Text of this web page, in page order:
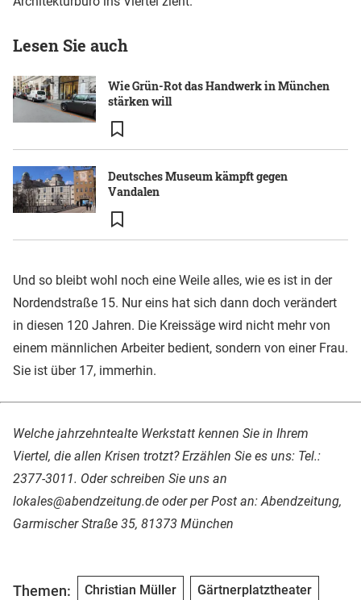
Lesen Sie auch
Wie Grün-Rot das Handwerk in München
stärken will
Deutsches Museum kämpft gegen
Vandalen
Und so bleibt wohl noch eine Weile alles, wie es ist in der
Nordendstraße 15. Nur eins hat sich dann doch verändert
in diesen 120 Jahren. Die Kreissäge wird nicht mehr von
einem männlichen Arbeiter bedient, sondern von einer Frau.
Sie ist über 17, immerhin.
Welche jahrzehntealte Werkstatt kennen Sie in Ihrem
Viertel, die allen Krisen trotzt? Erzählen Sie es uns: Tel.:
2377-3011. Oder schreiben Sie uns an
lokales@abendzeitung.de oder per Post an: Abendzeitung,
Garmischer Straße 35, 81373 München
Themen: Christian Müller Gärtnerplatztheater